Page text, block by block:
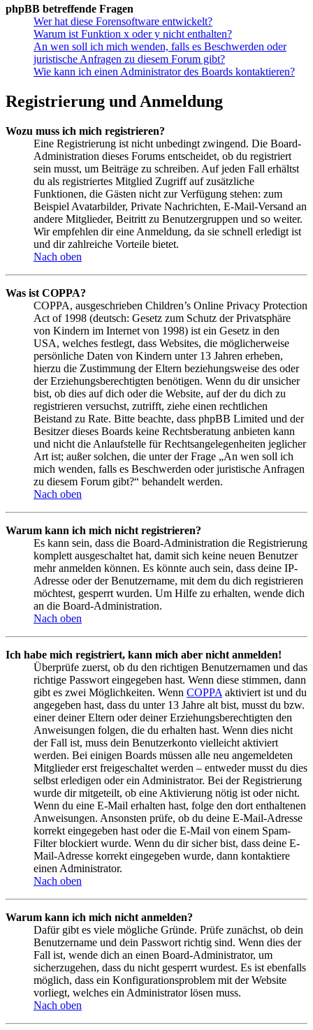
phpBB betreffende Fragen
Wer hat diese Forensoftware entwickelt?
Warum ist Funktion x oder y nicht enthalten?
An wen soll ich mich wenden, falls es Beschwerden oder
juristische Anfragen zu diesem Forum gibt?
Wie kann ich einen Administrator des Boards kontaktieren?
Registrierung und Anmeldung
Wozu muss ich mich registrieren?
Eine Registrierung ist nicht unbedingt zwingend. Die Board-
Administration dieses Forums entscheidet, ob du registriert
sein musst, um Beiträge zu schreiben. Auf jeden Fall erhältst
du als registriertes Mitglied Zugriff auf zusätzliche
Funktionen, die Gästen nicht zur Verfügung stehen: zum
Beispiel Avatarbilder, Private Nachrichten, E-Mail-Versand an
andere Mitglieder, Beitritt zu Benutzergruppen und so weiter.
Wir empfehlen dir eine Anmeldung, da sie schnell erledigt ist
und dir zahlreiche Vorteile bietet.
Nach oben
Was ist COPPA?
COPPA, ausgeschrieben Children’s Online Privacy Protection
Act of 1998 (deutsch: Gesetz zum Schutz der Privatsphäre
von Kindern im Internet von 1998) ist ein Gesetz in den
USA, welches festlegt, dass Websites, die möglicherweise
persönliche Daten von Kindern unter 13 Jahren erheben,
hierzu die Zustimmung der Eltern beziehungsweise des oder
der Erziehungsberechtigten benötigen. Wenn du dir unsicher
bist, ob dies auf dich oder die Website, auf der du dich zu
registrieren versuchst, zutrifft, ziehe einen rechtlichen
Beistand zu Rate. Bitte beachte, dass phpBB Limited und der
Besitzer dieses Boards keine Rechtsberatung anbieten kann
und nicht die Anlaufstelle für Rechtsangelegenheiten jeglicher
Art ist; außer solchen, die unter der Frage „An wen soll ich
mich wenden, falls es Beschwerden oder juristische Anfragen
zu diesem Forum gibt?“ behandelt werden.
Nach oben
Warum kann ich mich nicht registrieren?
Es kann sein, dass die Board-Administration die Registrierung
komplett ausgeschaltet hat, damit sich keine neuen Benutzer
mehr anmelden können. Es könnte auch sein, dass deine IP-
Adresse oder der Benutzername, mit dem du dich registrieren
möchtest, gesperrt wurden. Um Hilfe zu erhalten, wende dich
an die Board-Administration.
Nach oben
Ich habe mich registriert, kann mich aber nicht anmelden!
Überprüfe zuerst, ob du den richtigen Benutzernamen und das
richtige Passwort eingegeben hast. Wenn diese stimmen, dann
gibt es zwei Möglichkeiten. Wenn COPPA aktiviert ist und du
angegeben hast, dass du unter 13 Jahre alt bist, musst du bzw.
einer deiner Eltern oder deiner Erziehungsberechtigten den
Anweisungen folgen, die du erhalten hast. Wenn dies nicht
der Fall ist, muss dein Benutzerkonto vielleicht aktiviert
werden. Bei einigen Boards müssen alle neu angemeldeten
Mitglieder erst freigeschaltet werden – entweder musst du dies
selbst erledigen oder ein Administrator. Bei der Registrierung
wurde dir mitgeteilt, ob eine Aktivierung nötig ist oder nicht.
Wenn du eine E-Mail erhalten hast, folge den dort enthaltenen
Anweisungen. Ansonsten prüfe, ob du deine E-Mail-Adresse
korrekt eingegeben hast oder die E-Mail von einem Spam-
Filter blockiert wurde. Wenn du dir sicher bist, dass deine E-
Mail-Adresse korrekt eingegeben wurde, dann kontaktiere
einen Administrator.
Nach oben
Warum kann ich mich nicht anmelden?
Dafür gibt es viele mögliche Gründe. Prüfe zunächst, ob dein
Benutzername und dein Passwort richtig sind. Wenn dies der
Fall ist, wende dich an einen Board-Administrator, um
sicherzugehen, dass du nicht gesperrt wurdest. Es ist ebenfalls
möglich, dass ein Konfigurationsproblem mit der Website
vorliegt, welches ein Administrator lösen muss.
Nach oben